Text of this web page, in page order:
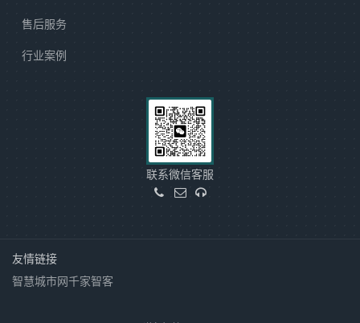
售后服务
行业案例
联系微信客服
友情链接
智慧城市网千家智客